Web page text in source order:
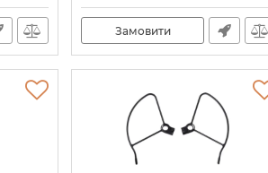
Замовити